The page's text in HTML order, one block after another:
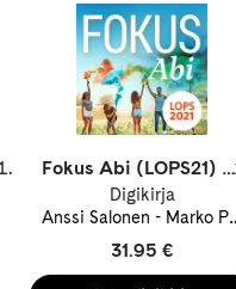
Fokus Abi (LOPS21) digikirja 12 kk ONL
Digikirja
Anssi Salonen Marko Paasonen
31.95 €